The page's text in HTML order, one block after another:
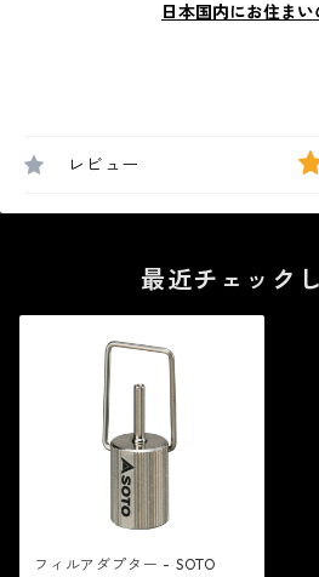
日本国内にお住まい
レビュー
最近チェック
フィルアダプター - SOTO